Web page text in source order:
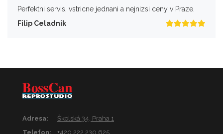
Perfektni servis, vstricne jednani a nejnizsi ceny v Praze.
Filip Celadnik
Adresa:
Školská 34, Praha 1
Telefon:
+420 222 230 625